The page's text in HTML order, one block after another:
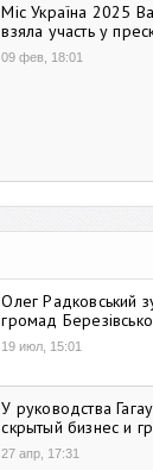
Міс Україна 2025
взяла участь у
09 фев, 18:01
Олег Радковський
громад
19 июл, 15:01
У руководства
скрытый бизнес и
27 апр, 17:31